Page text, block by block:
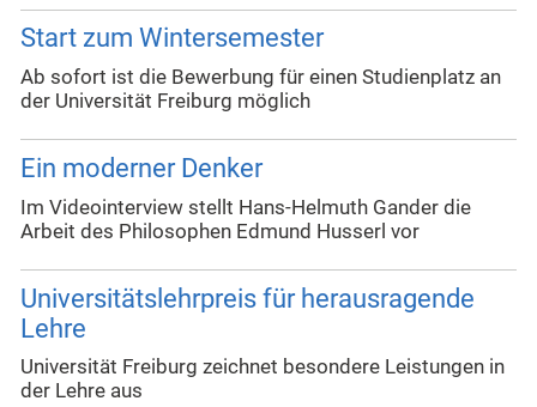
Start zum Wintersemester
Ab sofort ist die Bewerbung für einen Studienplatz an
der Universität Freiburg möglich
Ein moderner Denker
Im Videointerview stellt Hans-Helmuth Gander die
Arbeit des Philosophen Edmund Husserl vor
Universitätslehrpreis für herausragende
Lehre
Universität Freiburg zeichnet besondere Leistungen in
der Lehre aus